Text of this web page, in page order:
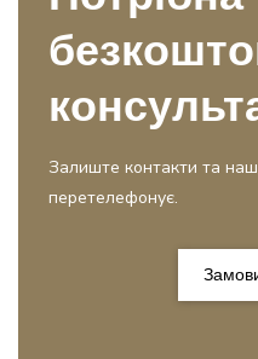
Залиште контакти та
перетелефонує.